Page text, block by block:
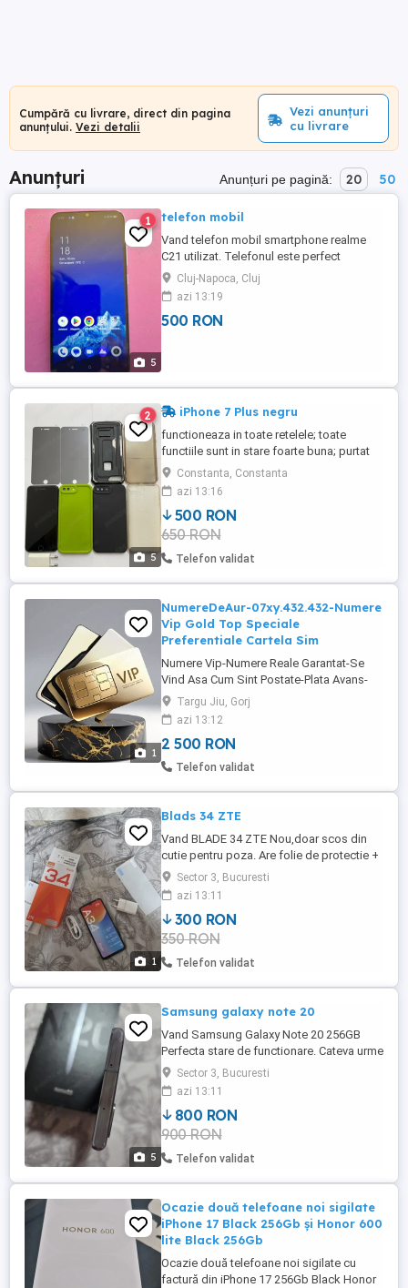
Cumpără cu livrare, direct din pagina
anunțului. Vezi detalii
Vezi anunțuri
cu livrare
Anunțuri Anunțuri pe pagină: 20 50
5
1 telefon mobil
Vand telefon mobil smartphone realme
C21 utilizat. Telefonul este perfect
functional are 3 GB RAM si 32 GB spatiu
de stocare. Ecran 6,52 inches. Se vinde in
cutie cu incarcator, cablu si instructiuni
tehnice. Sunt din Cluj Napoca. Pret 500 ron
Cluj-Napoca, Cluj
azi 13:19
500 RON
5
2 iPhone 7 Plus negru
functioneaza in toate retelele; toate
functiile sunt in stare foarte buna; purtat
numai cu husa si folie; nu este blocat cu
cont iCloud; amprenta este functionala;
sanatatea bateriei este 75%; incarcator; 5
huse de protectie; 2 folii display privacy
de rezerva. Telefonul are acumulatorul ...
Constanta, Constanta
azi 13:16
500 RON
650 RON
Telefon validat
1
NumereDeAur-07xy.432.432-Numere
Vip Gold Top Speciale
Preferentiale Cartela Sim
Numere Vip-Numere Reale Garantat-Se
Vind Asa Cum Sint Postate-Plata Avans-
NU Trimit Colete Ramburs-NU Se Divulga
Numarul Complet-NU Se Negocieaza
Absolut Nimic-Vind In Conditiile
Mentionate-Sau Deloc-Multumesc
Targu Jiu, Gorj
azi 13:12
2 500 RON
Telefon validat
1
Blads 34 ZTE
Vand BLADE 34 ZTE Nou,doar scos din
cutie pentru poza. Are folie de protectie +
husa transpartanta. Telefon se preda
personal in cutie. Pret 300
Sector 3, Bucuresti
azi 13:11
300 RON
350 RON
Telefon validat
5
Samsung galaxy note 20
Vand Samsung Galaxy Note 20 256GB
Perfecta stare de functionare. Cateva urme
de uzura. Are folie de protectie + husa
neagra. Telefon se preda personal in cutie
fara incarcator. Pret 800
Sector 3, Bucuresti
azi 13:11
800 RON
900 RON
Telefon validat
Ocazie două telefoane noi sigilate
iPhone 17 Black 256Gb și Honor 600
lite Black 256Gb
Ocazie două telefoane noi sigilate cu
factură din iPhone 17 256Gb Black Honor